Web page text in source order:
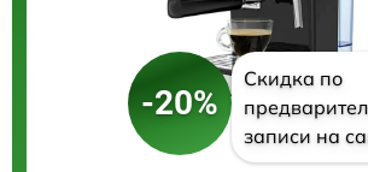
-20%
Скидка по
записи на